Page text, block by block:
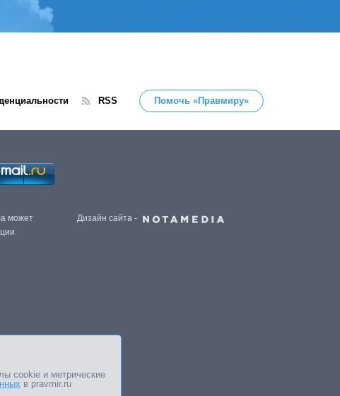
RSS Помочь «Правмиру»
может
Дизайн сайта -
cookie и метрические
в pravmir.ru